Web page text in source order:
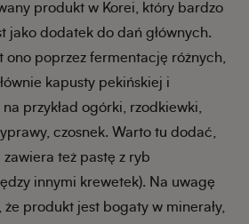
produkt w Korei, który bardzo
jako dodatek do dań głównych.
ono poprzez fermentację różnych,
kapusty pekińskiej i
przykład ogórki, rzodkiewki,
czosnek. Warto tu dodać,
też pastę z ryb
innymi krewetek). Na uwagę
że produkt jest bogaty w minerały,